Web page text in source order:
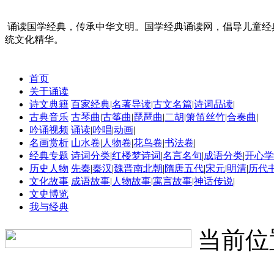
诵读国学经典，传承中华文明。国学经典诵读网，倡导儿童
统文化精华。
首页
关于诵读
诗文典籍 百家经典|名著导读|古文名篇|诗词品读|
古典音乐 古琴曲|古筝曲|琵琶曲|二胡|箫笛丝竹|合奏曲|
吟诵视频 诵读|吟唱|动画|
名画赏析 山水卷| 人物卷|花鸟卷|书法卷|
经典专题 诗词分类|红楼梦诗词|名言名句|成语分类|开心
历史人物 先秦|秦汉|魏晋南北朝|隋唐五代|宋元|明清|历代
文化故事 成语故事| 人物故事|寓言故事|神话传说|
文史博览
我与经典
当前